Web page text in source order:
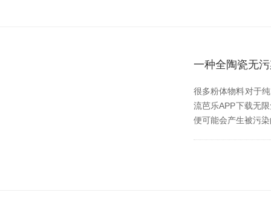
一种全陶瓷无
很多粉体物料对于纯
流芭乐APP下载无限
便可能会产生被污染